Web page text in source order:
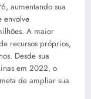
aumentando sua
envolve
A maior
recursos próprios,
Desde sua
em 2022, o
de ampliar sua